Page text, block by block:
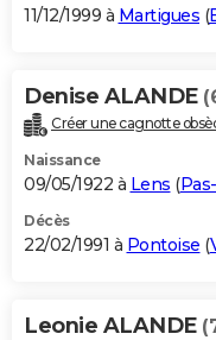
11/12/1999 à Martigues (
Denise ALANDE
Créer une cagnotte
Naissance
09/05/1922 à Lens (
Décès
22/02/1991 à Pontoise (
Leonie ALANDE